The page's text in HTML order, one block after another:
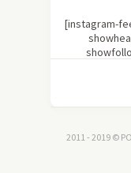
[instagram-
2011 - 2019 ©